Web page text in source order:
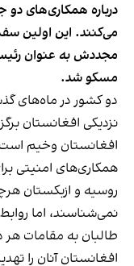
درباره همکاری‌های دو
می‌کنند. این اولین
مجددش به عنوان
مسکو شد.
دو کشور در ماه‌های
نزدیکی افغانستان
افغانستان وخیم است
همکاری‌های امنیتی
روسیه و ازبکستان
نمی‌شناسند، اما روابط
طالبان به مقامات
افغانستان آنان را